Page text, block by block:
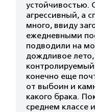
устойчивостью.
агрессивный, а
много, ввиду
ежедневными
подводили на
дождливое лето,
конечно еще
от выбоин и
какого брака.
среднем классе